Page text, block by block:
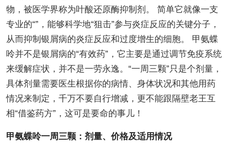
物，被医学界称为叶酸还原酶抑制剂。 简单它就像一支
专业的“”，能够科学地“狙击”参与炎症反应的关键分子，
从而抑制银屑病的炎症反应和过度增生的细胞。 甲氨蝶
呤并不是银屑病的“有效药”，它主要是通过调节免疫系统
来缓解症状，并不是一劳永逸。“一周三颗”只是个剂量，
具体剂量需要医生根据你的病情、身体状况和其他用药
情况来制定，千万不要自行增减，更不能跟隔壁老王互
相“借鉴药方”，这可是要命的事儿！
甲氨蝶呤一周三颗：剂量、价格及适用情况